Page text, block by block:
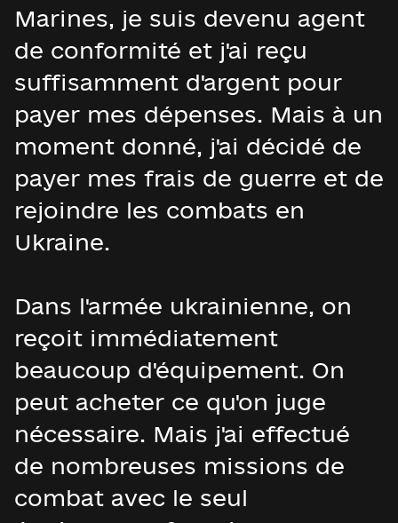
Marines, je suis devenu agent
de conformité et j'ai reçu
suffisamment d'argent pour
payer mes dépenses. Mais à un
moment donné, j'ai décidé de
payer mes frais de guerre et de
rejoindre les combats en
Ukraine.
Dans l'armée ukrainienne, on
reçoit immédiatement
beaucoup d'équipement. On
peut acheter ce qu'on juge
nécessaire. Mais j'ai effectué
de nombreuses missions de
combat avec le seul